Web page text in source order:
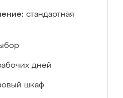
стандартная
дней
шкаф